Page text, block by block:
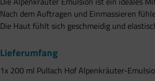
Nach dem Auftragen und Einmassieren
Die Haut fühlt sich geschmeidig und
Lieferumfang
1x 200 ml Pullach Hof Alpenkräuter-